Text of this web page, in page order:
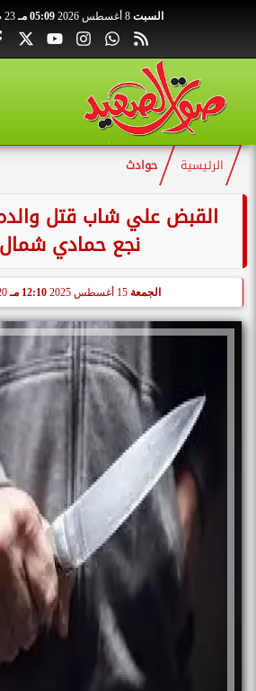
السبت 8 أغسطس 2026 05:09 مـ 23 صفر 1448
الرئيسية حوادث
القبض علي شاب قتل
نجع حمادي
الجمعة 12:10 مـ 20